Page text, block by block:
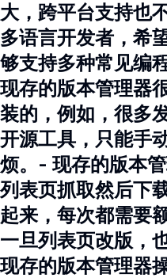
大，跨平台支持也
多语言开发者，希
够支持多种常见编
现存的版本管理器
装的，例如，很多
开源工具，只能手
烦。- 现存的版本
列表页抓取然后下
起来，每次都需要
一旦列表页改版，
现存的版本管理器